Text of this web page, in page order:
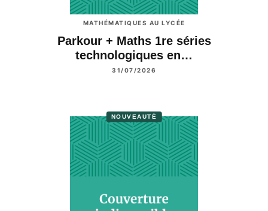
MATHÉMATIQUES AU LYCÉE
Parkour + Maths 1re séries
technologiques en…
31/07/2026
NOUVEAUTÉ